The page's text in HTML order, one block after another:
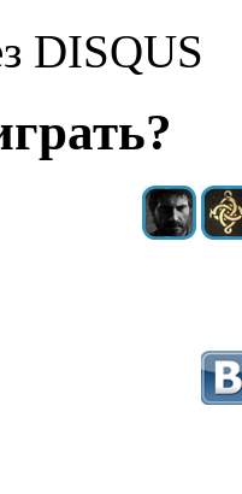
DISQUS